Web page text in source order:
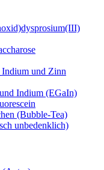
Indium und Zinn
Indium (EGaIn)
(Bubble-Tea)
unbedenklich)